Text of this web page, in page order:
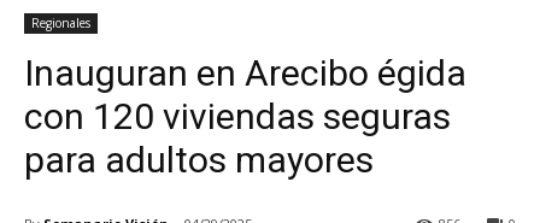
Regionales
Inauguran en Arecibo égida
con 120 viviendas seguras
para adultos mayores